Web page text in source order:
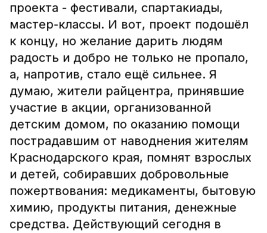
проекта - фестивали, спартакиады,
мастер-классы. И вот, проект подошёл
к концу, но желание дарить людям
радость и добро не только не пропало,
а, напротив, стало ещё сильнее. Я
думаю, жители райцентра, принявшие
участие в акции, организованной
детским домом, по оказанию помощи
пострадавшим от наводнения жителям
Краснодарского края, помнят взрослых
и детей, собиравших добровольные
пожертвования: медикаменты, бытовую
химию, продукты питания, денежные
средства. Действующий сегодня в